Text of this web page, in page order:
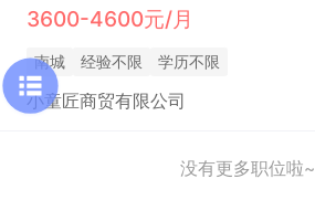
3600-4600元/月
南城 经验不限 学历不限
小童匠商贸有限公司
没有更多职位啦~